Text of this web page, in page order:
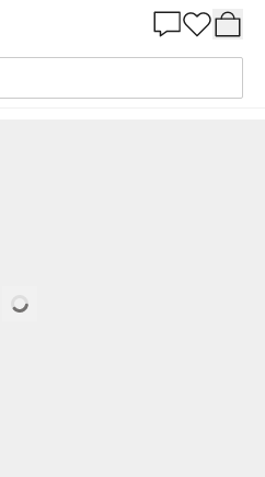
Verf - Kleur W30 Solstrimma
Loading…